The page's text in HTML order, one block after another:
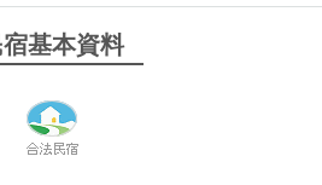
10-28 20:55:53
美，招待賓至如歸，下次還想再來
宿基本資料